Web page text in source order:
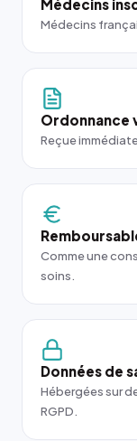
Médecins
Médecins
Ordonnance
Reçue
Comme une
soins.
Données de
Hébergées sur
RGPD.